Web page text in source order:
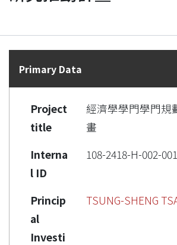
Statistics
Details
Primary Data
Project
title
經濟學學門學門規
畫
Interna
l ID
108-2418-H-002-
Princip
al
Investi
TSUNG-SHENG